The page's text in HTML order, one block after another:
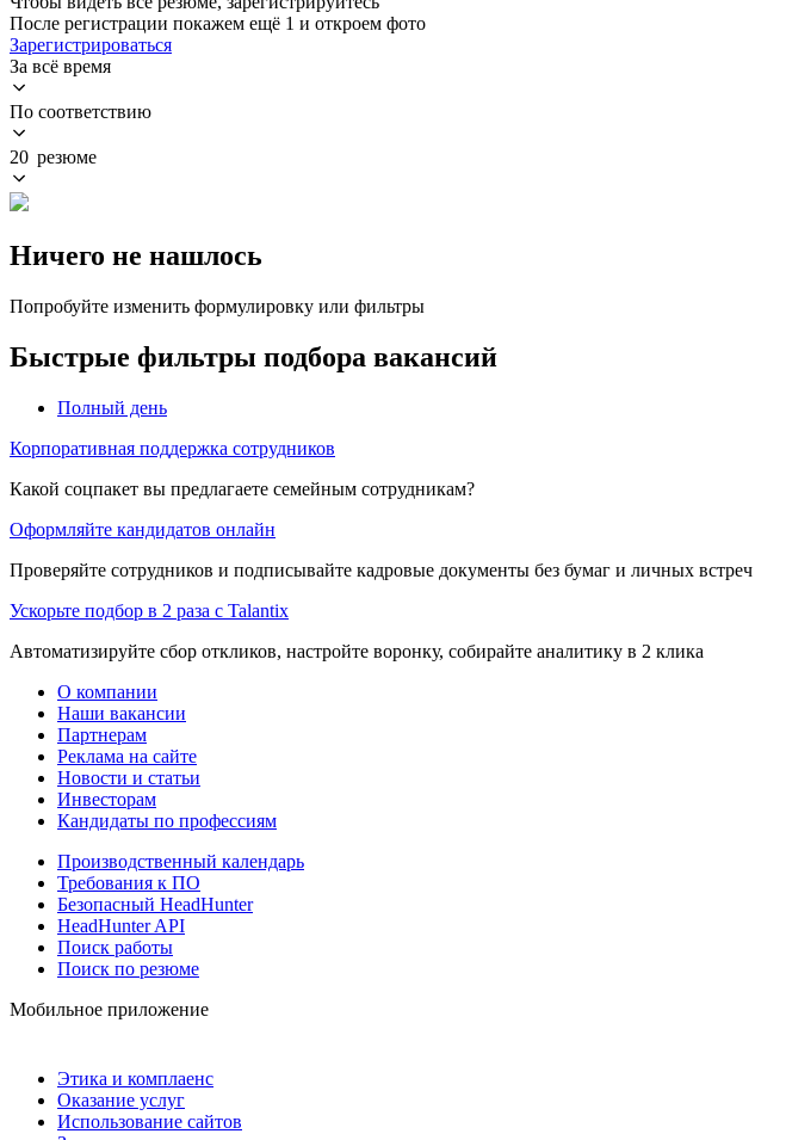
После регистрации покажем ещё 1 и откроем фото
Зарегистрироваться
За всё время
По соответствию
20 резюме
Ничего не нашлось
Попробуйте изменить формулировку или фильтры
Быстрые фильтры подбора вакансий
Полный день
Корпоративная поддержка сотрудников
Какой соцпакет вы предлагаете семейным сотрудникам?
Оформляйте кандидатов онлайн
Проверяйте сотрудников и подписывайте кадровые документы без бумаг и личных встреч
Ускорьте подбор в 2 раза с Talantix
Автоматизируйте сбор откликов, настройте воронку, собирайте аналитику в 2 клика
О компании
Наши вакансии
Партнерам
Реклама на сайте
Новости и статьи
Инвесторам
Кандидаты по профессиям
Производственный календарь
Требования к ПО
Безопасный HeadHunter
HeadHunter API
Поиск работы
Поиск по резюме
Мобильное приложение
Этика и комплаенс
Оказание услуг
Использование сайтов